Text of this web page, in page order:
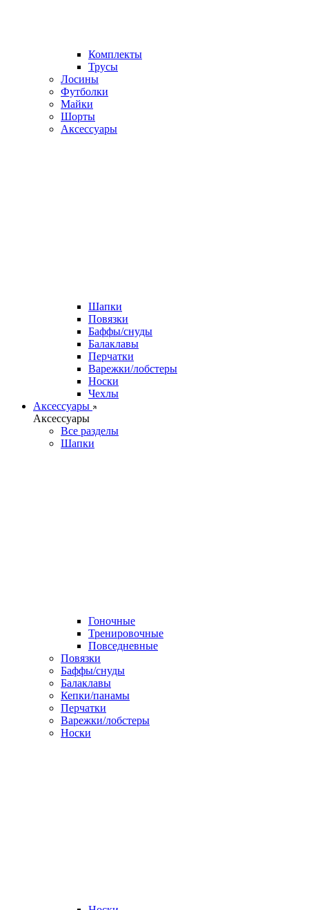
Комплекты
Трусы
Лосины
Футболки
Майки
Шорты
Аксессуары
Шапки
Повязки
Баффы/снуды
Балаклавы
Перчатки
Варежки/лобстеры
Носки
Чехлы
Аксессуары
Аксессуары
Все разделы
Шапки
Гоночные
Тренировочные
Повседневные
Повязки
Баффы/снуды
Балаклавы
Кепки/панамы
Перчатки
Варежки/лобстеры
Носки